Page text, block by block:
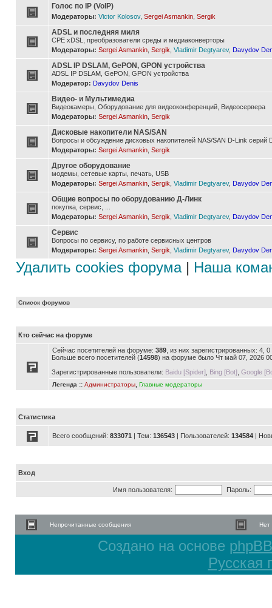
Голос по IP (VoIP)
Модераторы: Victor Kolosov, Sergei Asmankin Sergik
ADSL и последняя миля
CPE xDSL, преобразователи среды и медиаконверторы
Модераторы: Sergei Asmankin Sergik Vladimir Degtyarev, Davydov
ADSL IP DSLAM, GePON, GPON устройства
ADSL IP DSLAM, GePON, GPON устройства
Модератор: Davydov Denis
Видео- и Мультимедиа
Видеокамеры, Оборудование для видеоконференций, Видеосервера
Модераторы: Sergei Asmankin Sergik
Дисковые накопители NAS/SAN
Вопросы и обсуждение дисковых накопителей NAS/SAN D-Link серий
Модераторы: Sergei Asmankin Sergik
Другое оборудование
модемы, сетевые карты, печать, USB
Модераторы: Sergei Asmankin Sergik Vladimir Degtyarev, Davydov
Общие вопросы по оборудованию Д-Линк
покупка, сервис, ...
Модераторы: Sergei Asmankin Sergik Vladimir Degtyarev, Davydov
Сервис
Вопросы по сервису, по работе сервисных центров
Модераторы: Sergei Asmankin Sergik Vladimir Degtyarev, Davydov
Удалить cookies форума| Наша
Список форумов
Кто сейчас на форуме
Сейчас посетителей на форуме: 389 , из них зарегистрированных: 4,
Больше всего посетителей (14598) на форуме было Чт май 07, 2026
Зарегистрированные пользователи: Baidu [Spider] Bing [Bot] Google
Легенда :: Администраторы Главные модераторы
Статистика
Всего сообщений: 833071 | Тем: 136543 | Пользователей: 134584 |
Вход
Имя пользователя: Пароль:
Непрочитанные сообщения Нет
Создано на основе phpBB
Русская